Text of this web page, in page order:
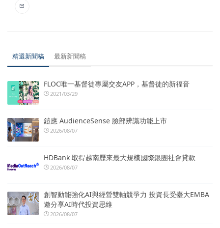
精選新聞稿 最新新聞稿
FLOC唯一基督徒專屬交友APP，基督徒的新福音
2021/03/29
鎧應 AudienceSense 臉部辨識功能上市
2026/08/07
HDBank 取得越南歷來最大規模國際銀團社會貸款
2026/08/07
創智動能強化AI與經營雙軸競爭力 投資長受臺大EMBA
邀分享AI時代投資思維
2026/08/07